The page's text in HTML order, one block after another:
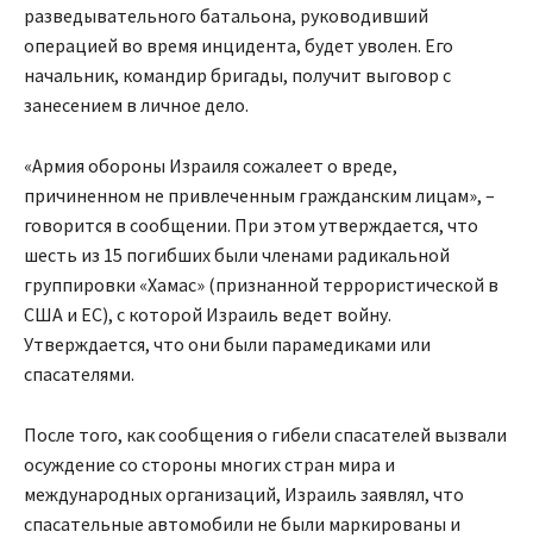
разведывательного батальона, руководивший
операцией во время инцидента, будет уволен. Его
начальник, командир бригады, получит выговор с
занесением в личное дело.
«Армия обороны Израиля сожалеет о вреде,
причиненном не привлеченным гражданским лицам», –
говорится в сообщении. При этом утверждается, что
шесть из 15 погибших были членами радикальной
группировки «Хамас» (признанной террористической в
США и ЕС), с которой Израиль ведет войну.
Утверждается, что они были парамедиками или
спасателями.
После того, как сообщения о гибели спасателей вызвали
осуждение со стороны многих стран мира и
международных организаций, Израиль заявлял, что
спасательные автомобили не были маркированы и